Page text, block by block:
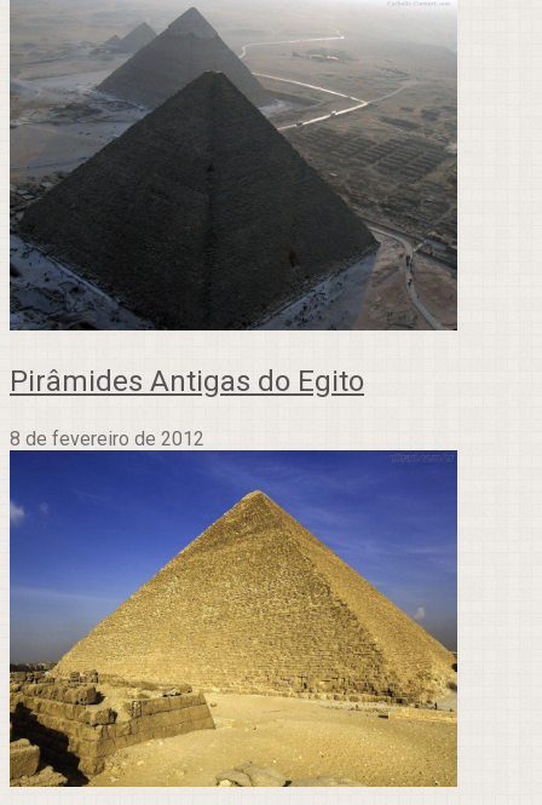
Pirâmides Antigas do Egito
8 de fevereiro de 2012